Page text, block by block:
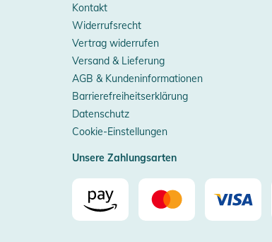
Kontakt
Widerrufsrecht
Vertrag widerrufen
Versand & Lieferung
AGB & Kundeninformationen
Barrierefreiheitserklärung
Datenschutz
Cookie-Einstellungen
Unsere Zahlungsarten